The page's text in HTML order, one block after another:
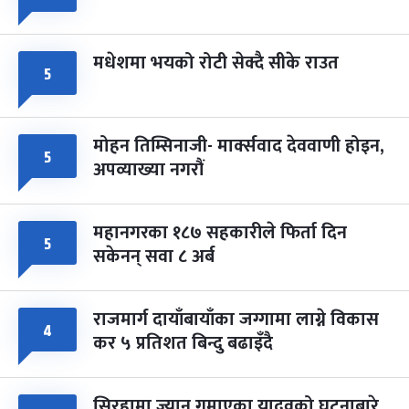
५ मधेशमा भयको रोटी सेक्दै सीके राउत
५ मोहन तिम्सिनाजी- मार्क्सवाद देववाणी होइन,
अपव्याख्या नगरौं
५ महानगरका १८७ सहकारीले फिर्ता दिन
सकेनन् सवा ८ अर्ब
४ राजमार्ग दायाँबायाँका जग्गामा लाग्ने विकास
कर ५ प्रतिशत बिन्दु बढाइँदै